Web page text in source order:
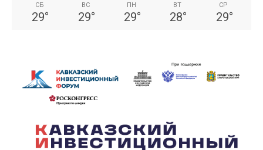
СБ
29°
ВС
29°
ПН
29°
ВТ
28°
СР
29°